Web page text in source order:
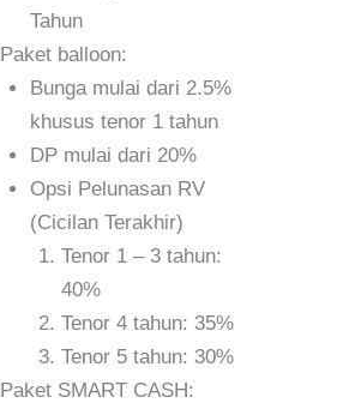
Tahun
Paket balloon:
Bunga mulai dari 2.5%
khusus tenor 1 tahun
DP mulai dari 20%
Opsi Pelunasan RV
(Cicilan Terakhir)
Tenor 1 – 3 tahun:
40%
Tenor 4 tahun: 35%
Tenor 5 tahun: 30%
Paket SMART CASH: